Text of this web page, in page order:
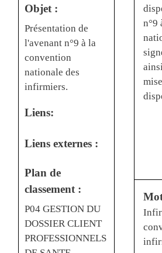
Objet :
Présentation de
l'avenant n°9 à la
convention
nationale des
infirmiers.
Liens:
Liens externes :
Plan de
classement :
P04 GESTION DU
DOSSIER CLIENT
PROFESSIONNELS
n°9